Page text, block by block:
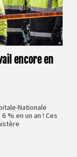
encore en
Nationale
% en un an ! Ces